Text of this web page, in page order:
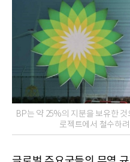
BP는 약 25%의 지분을 보유한
로젝트에서 철수하